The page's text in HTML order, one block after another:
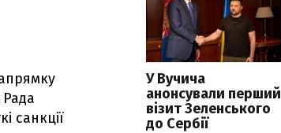
санкції
У Вучича
анонсували перший
візит Зеленського
до Сербії